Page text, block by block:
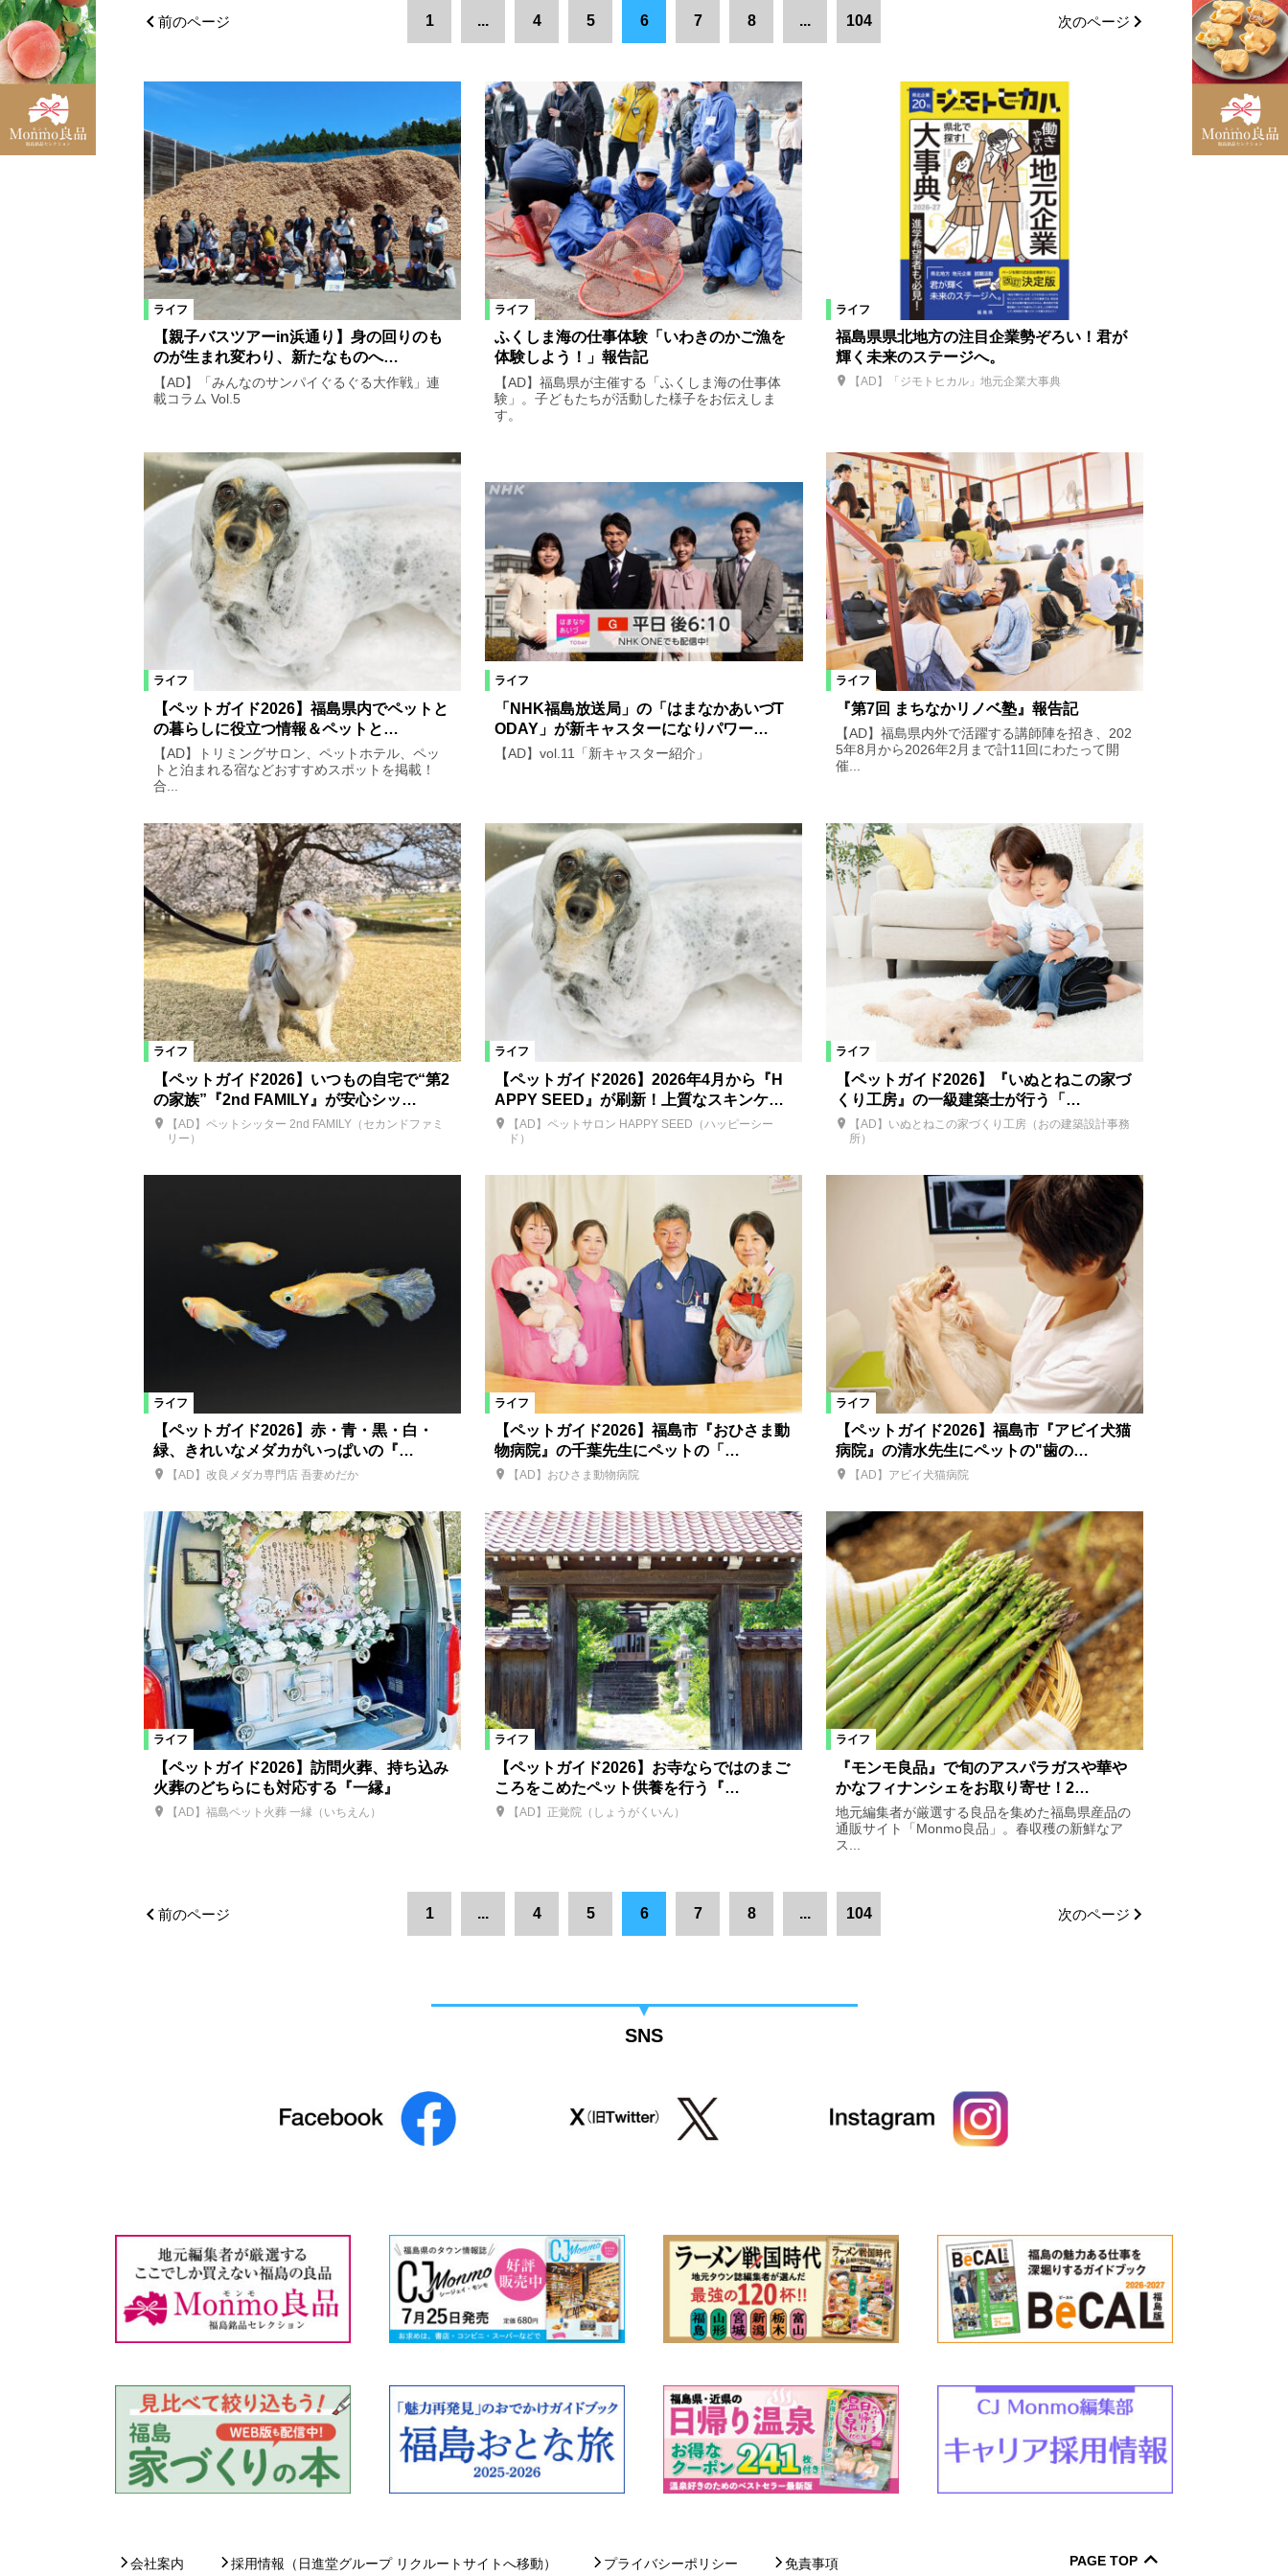
宮城県 新地町 三島町 西会津町 川俣町 会津美里町 飯舘村
葛尾村 大熊町 富岡町 川内村 楢葉町 広野町 国見町 白河市 県南エリア 大玉村
昭和村 南会津町 東京都 西郷村 矢祭町 小野町 白石市 山形県 米沢市 中島村 塙町
福島市郊外
カテゴリ
ファッション ビューティ リラクゼーション ヘアサロン・ネイルサロン 買い物 雑貨 ショップ 住宅 病院
車 生活 その他 イベント スクール 特産品 レシピ
前のページ 1 ... 4 5 6 7 8 ... 104 次のページ
ライフ
【親子バスツアーin浜通り】身の回りのも
のが生まれ変わり、新たなものへ…
【AD】「みんなのサンパイぐるぐる大作戦」連
載コラム Vol.5
ライフ
ふくしま海の仕事体験「いわきのかご漁を
体験しよう！」報告記
【AD】福島県が主催する「ふくしま海の仕事体
験」。子どもたちが活動した様子をお伝えしま
す。
ライフ
福島県県北地方の注目企業勢ぞろい！君が
輝く未来のステージへ。
【AD】「ジモトヒカル」地元企業大事典
ライフ
【ペットガイド2026】福島県内でペットと
の暮らしに役立つ情報＆ペットと…
【AD】トリミングサロン、ペットホテル、ペッ
トと泊まれる宿などおすすめスポットを掲載！
合...
ライフ
「NHK福島放送局」の「はまなかあいづT
ODAY」が新キャスターになりパワー…
【AD】vol.11「新キャスター紹介」
ライフ
『第7回 まちなかリノベ塾』報告記
【AD】福島県内外で活躍する講師陣を招き、202
5年8月から2026年2月まで計11回にわたって開
催...
ライフ
【ペットガイド2026】いつもの自宅で“第2
の家族”『2nd FAMILY』が安心シッ…
【AD】ペットシッター 2nd FAMILY（セカンドファミ
リー）
ライフ
【ペットガイド2026】2026年4月から『H
APPY SEED』が刷新！上質なスキンケ…
【AD】ペットサロン HAPPY SEED（ハッピーシー
ド）
ライフ
【ペットガイド2026】『いぬとねこの家づ
くり工房』の一級建築士が行う「…
【AD】いぬとねこの家づくり工房（おの建築設計事務
所）
ライフ
【ペットガイド2026】赤・青・黒・白・
緑、きれいなメダカがいっぱいの『…
【AD】改良メダカ専門店 吾妻めだか
ライフ
【ペットガイド2026】福島市『おひさま動
物病院』の千葉先生にペットの「…
【AD】おひさま動物病院
ライフ
【ペットガイド2026】福島市『アビイ犬猫
病院』の清水先生にペットの"歯の…
【AD】アビイ犬猫病院
ライフ
【ペットガイド2026】訪問火葬、持ち込み
火葬のどちらにも対応する『一縁』
【AD】福島ペット火葬 一縁（いちえん）
ライフ
【ペットガイド2026】お寺ならではのまご
ころをこめたペット供養を行う『…
【AD】正覚院（しょうがくいん）
ライフ
『モンモ良品』で旬のアスパラガスや華や
かなフィナンシェをお取り寄せ！2…
地元編集者が厳選する良品を集めた福島県産品の
通販サイト「Monmo良品」。春収穫の新鮮なア
ス...
前のページ 1 ... 4 5 6 7 8 ... 104 次のページ
SNS
PAGE TOP
会社案内 採用情報（日進堂グループ リクルートサイトへ移動） プライバシーポリシー 免責事項